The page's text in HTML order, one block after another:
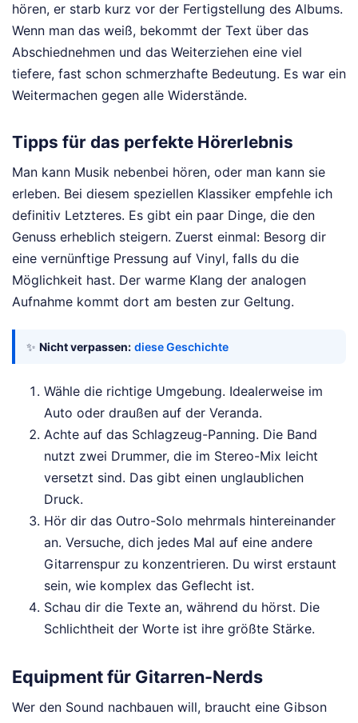
hören, er starb kurz vor der Fertigstellung des Albums.
Wenn man das weiß, bekommt der Text über das
Abschiednehmen und das Weiterziehen eine viel
tiefere, fast schon schmerzhafte Bedeutung. Es war ein
Weitermachen gegen alle Widerstände.
Tipps für das perfekte Hörerlebnis
Man kann Musik nebenbei hören, oder man kann sie
erleben. Bei diesem speziellen Klassiker empfehle ich
definitiv Letzteres. Es gibt ein paar Dinge, die den
Genuss erheblich steigern. Zuerst einmal: Besorg dir
eine vernünftige Pressung auf Vinyl, falls du die
Möglichkeit hast. Der warme Klang der analogen
Aufnahme kommt dort am besten zur Geltung.
✨ Nicht verpassen: diese Geschichte
Wähle die richtige Umgebung. Idealerweise im
Auto oder draußen auf der Veranda.
Achte auf das Schlagzeug-Panning. Die Band
nutzt zwei Drummer, die im Stereo-Mix leicht
versetzt sind. Das gibt einen unglaublichen
Druck.
Hör dir das Outro-Solo mehrmals hintereinander
an. Versuche, dich jedes Mal auf eine andere
Gitarrenspur zu konzentrieren. Du wirst erstaunt
sein, wie komplex das Geflecht ist.
Schau dir die Texte an, während du hörst. Die
Schlichtheit der Worte ist ihre größte Stärke.
Equipment für Gitarren-Nerds
Wer den Sound nachbauen will, braucht eine Gibson